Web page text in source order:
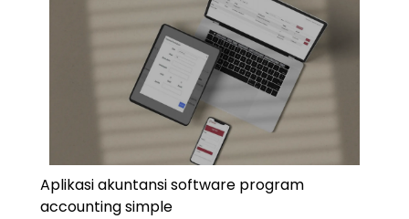
Aplikasi akuntansi software program
accounting simple